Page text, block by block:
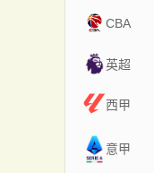
CBA
英超
西甲
意甲